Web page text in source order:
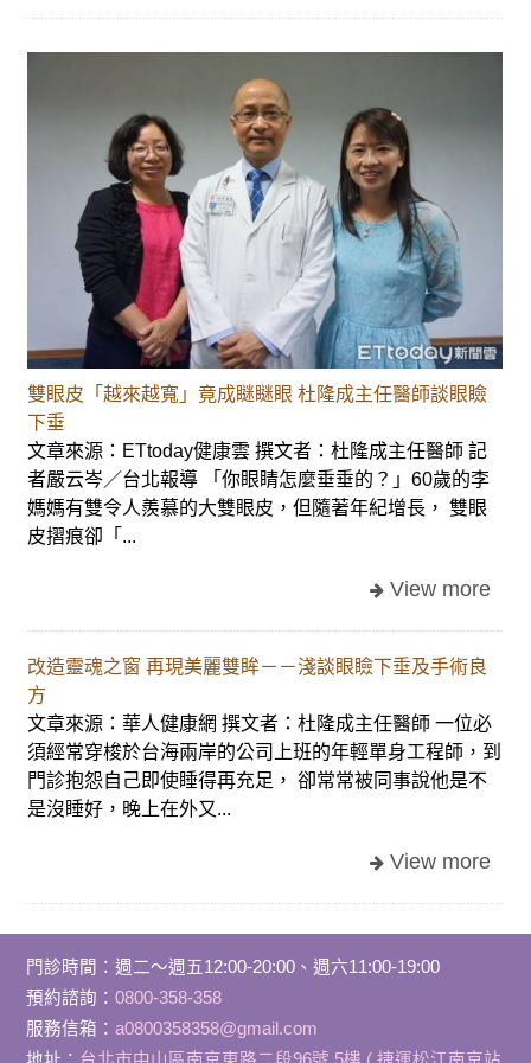
雙眼皮「越來越寬」竟成瞇瞇眼 杜隆成主任醫師談眼瞼
下垂
文章來源：ETtoday健康雲 撰文者：杜隆成主任醫師 記
者嚴云岑／台北報導 「你眼睛怎麼垂垂的？」60歲的李
媽媽有雙令人羨慕的大雙眼皮，但隨著年紀增長， 雙眼
皮摺痕卻「...
改造靈魂之窗 再現美麗雙眸－－淺談眼瞼下垂及手術良
方
文章來源：華人健康網 撰文者：杜隆成主任醫師 一位必
須經常穿梭於台海兩岸的公司上班的年輕單身工程師，到
門診抱怨自己即使睡得再充足， 卻常常被同事說他是不
是沒睡好，晚上在外又...
門診時間 ： 週二～週五12:00-20:00、週六11:00-19:00
預約諮詢： 0800-358-358
服務信箱： a0800358358@gmail.com